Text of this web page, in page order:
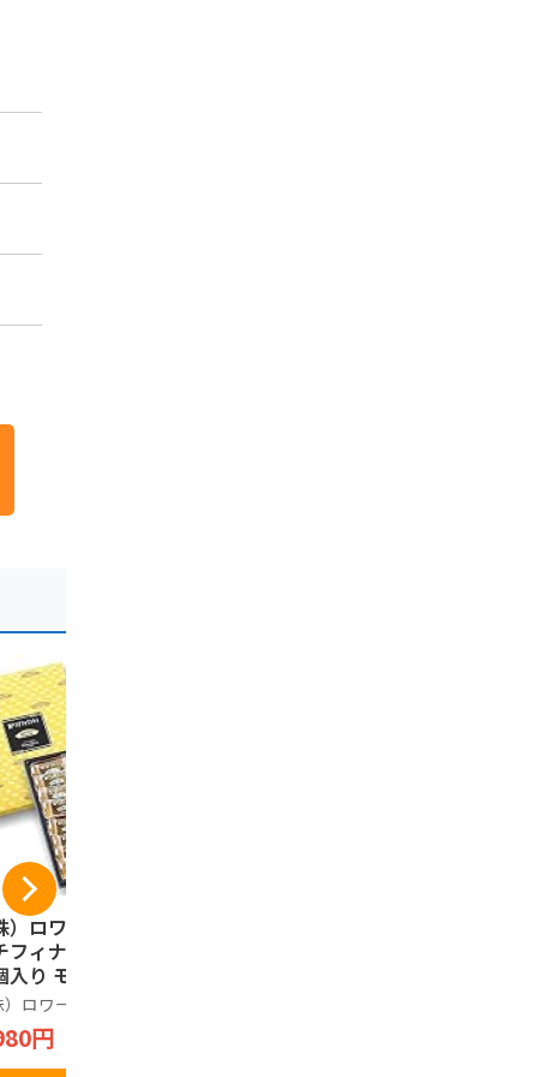
）ロワール 神戸
フィナンシェ ２
入り モンロワー
戸 岡本 神戸土
菓子
）ロワール
円